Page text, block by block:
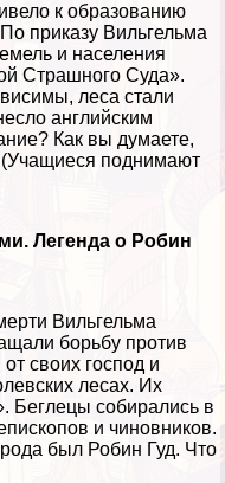
к образованию
приказу Вильгельма
и населения
Страшного Суда».
леса стали
английским
Как вы думаете,
(Учащиеся поднимают
Легенда о Робин
Вильгельма
борьбу против
своих господ и
лесах. Их
Беглецы собирались в
и чиновников.
был Робин Гуд. Что